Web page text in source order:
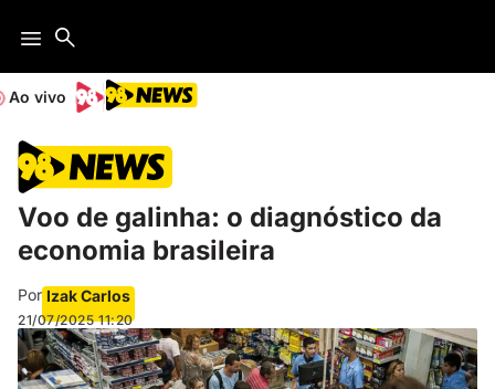
Ao vivo
Voo de galinha: o diagnóstico da
economia brasileira
Por Izak Carlos
21/07/2025 11:20